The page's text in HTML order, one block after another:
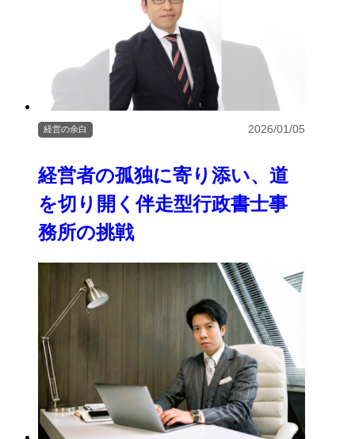
経営者の孤独に寄り添い、道
を切り開く伴走型行政書士事
務所の挑戦
経営の余白 2026/01/05